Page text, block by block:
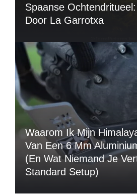
Spaanse
Door La Garrotxa
Waarom Ik Mijn
Van Een 6 Mm
(en Wat Niemand Je
Standard Setup)